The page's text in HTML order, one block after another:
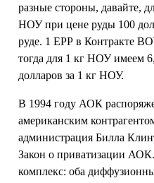
разные стороны, давайте,
НОУ при цене руды 100
руде. 1 ЕРР в Контракте
тогда для 1 кг НОУ имеем
долларов за 1 кг НОУ.
В 1994 году АОК
американским
администрация Билла
Закон о приватизации
комплекс: оба